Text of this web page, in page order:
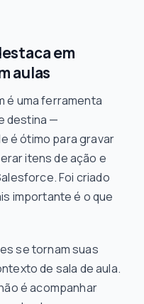
em
aulas
é uma ferramenta
destina —
é ótimo para gravar
itens de ação e
Foi criado
importante é o que
se tornam suas
de sala de aula.
é acompanhar